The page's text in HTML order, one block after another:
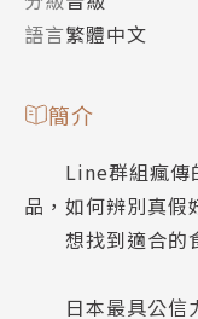
語言繁體中文
簡介
Line群組瘋傳
品，如何辨別真假
想找到適合的食
日本最具公信